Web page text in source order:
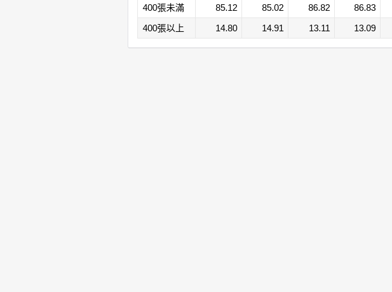
400張未滿
85.12 85.02 86.82 86.83
400張以上
14.80 14.91 13.11 13.09